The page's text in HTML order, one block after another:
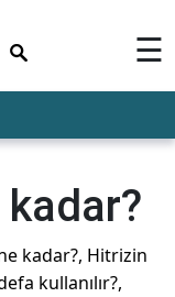
☰
kadar?, Hitrizin
kullanılır?,